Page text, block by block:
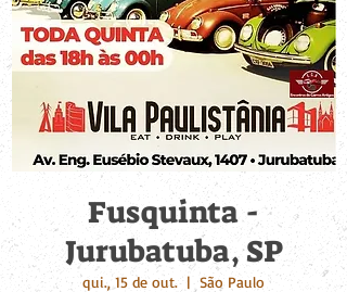
Fusquinta -
Jurubatuba, SP
qui., 15 de out.
  |
São Paulo